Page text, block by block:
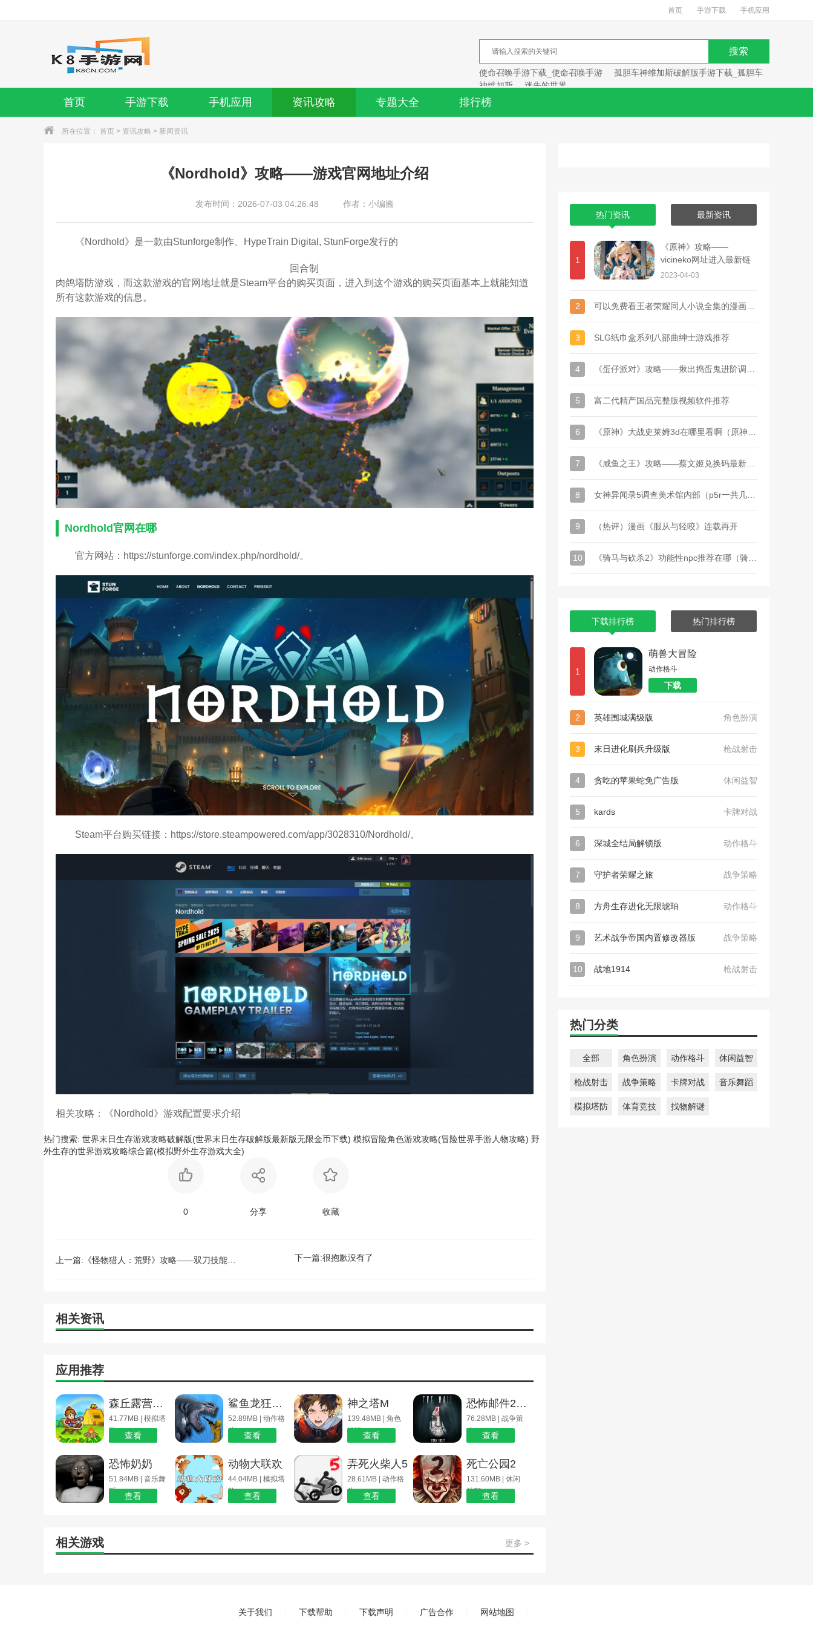
首页 手游下载 手机应用
使命召唤手游下载_使命召唤手游
孤胆车神维加斯破解版手游下载_孤胆车
神维加斯
迷失的世界
首页 手游下载 手机应用 资讯攻略 专题大全 排行榜
所在位置： 首页 > 资讯攻略 > 新闻资讯
《Nordhold》攻略——游戏官网地址介绍
发布时间：2026-07-03 04:26:48 作者：小编酱
《Nordhold》是一款由Stunforge制作、HypeTrain Digital, StunForge发行的
回合制
肉鸽塔防游戏，而这款游戏的官网地址就是Steam平台的购买页面，进入到这个游戏的购买页面基本上就能知道
所有这款游戏的信息。
Nordhold官网在哪
官方网站：https://stunforge.com/index.php/nordhold/。
Steam平台购买链接：https://store.steampowered.com/app/3028310/Nordhold/。
相关攻略：《Nordhold》游戏配置要求介绍
热门搜索: 世界末日生存游戏攻略破解版(世界末日生存破解版最新版无限金币下载) 模拟冒险角色游戏攻略(冒险世界手游人物攻略) 野
外生存的世界游戏攻略综合篇(模拟野外生存游戏大全)
0 分享 收藏
上一篇:《怪物猎人：荒野》攻略——双刀技能搭配介绍 下一篇:很抱歉没有了
相关资讯
应用推荐
森丘露营地物语
41.77MB | 模拟塔
防
查看
鲨鱼龙狂暴无敌版下载
52.89MB | 动作格
斗
查看
神之塔M
139.48MB | 角色
扮演查看
恐怖邮件2下载_恐怖邮件2
76.28MB | 战争策
略
查看
恐怖奶奶
51.84MB | 音乐舞
蹈
查看
动物大联欢
44.04MB | 模拟塔
防
查看
弄死火柴人5
28.61MB | 动作格
斗
查看
死亡公园2
131.60MB | 休闲
益智查看
相关游戏 更多 >
热门资讯 最新资讯
1
《原神》攻略——
vicineko网址进入最新链
接
2023-04-03
2
3 SLG纸巾盒系列八部曲绅士游戏推荐
4
5 富二代精产国品完整版视频软件推荐
6
7
8
9 （热评）漫画《服从与轻咬》连载再开
10
下载排行榜 热门排行榜
1
萌兽大冒险
动作格斗
下载
2 英雄围城满级版 角色扮演
3 末日进化刷兵升级版 枪战射击
4 贪吃的苹果蛇免广告版 休闲益智
5 kards 卡牌对战
6 深城全结局解锁版 动作格斗
7 守护者荣耀之旅 战争策略
8 方舟生存进化无限琥珀 动作格斗
9 艺术战争帝国内置修改器版 战争策略
10 战地1914 枪战射击
热门分类
全部 角色扮演 动作格斗 休闲益智
枪战射击 战争策略 卡牌对战 音乐舞蹈
模拟塔防 体育竞技 找物解谜
关于我们 下载帮助 下载声明 广告合作 网站地图